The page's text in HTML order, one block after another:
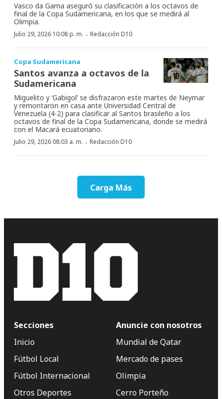
Vasco da Gama aseguró su clasificación a los octavos de
final de la Copa Sudamericana, en los que se medirá al
Olimpia.
Julio 29, 2026 10:08 p. m. · Redacción D10
Copa Sudamericana
Santos avanza a octavos de la
Sudamericana
Miguelito y ‘Gabigol’ se disfrazaron este martes de Neymar
y remontaron en casa ante Universidad Central de
Venezuela (4-2) para clasificar al Santos brasileño a los
octavos de final de la Copa Sudamericana, donde se medirá
con el Macará ecuatoriano.
Julio 29, 2026 08:03 a. m. · Redacción D10
Carga Más
Secciones
Inicio
Fútbol Local
Fútbol Internacional
Otros Deportes
Anuncie con nosotros
Mundial de Qatar
Mercado de pases
Olimpia
Cerro Porteño